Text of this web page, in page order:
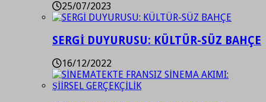
25/07/2023
SERGİ DUYURUSU: KÜLTÜR-SÜZ BAHÇE
16/12/2022